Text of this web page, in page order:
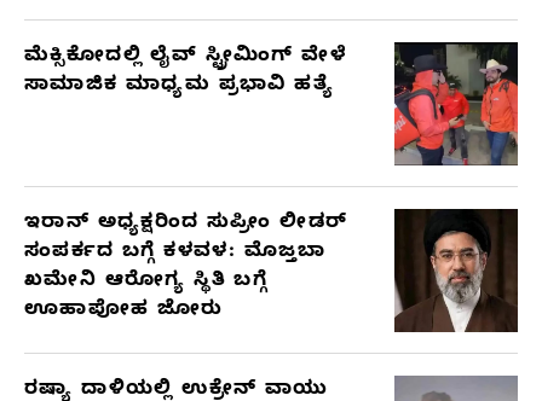
ಮೆಕ್ಸಿಕೋದಲ್ಲಿ ಲೈವ್ ಸ್ಟ್ರೀಮಿಂಗ್ ವೇಳೆ
ಸಾಮಾಜಿಕ ಮಾಧ್ಯಮ ಪ್ರಭಾವಿ ಹತ್ಯೆ
ಇರಾನ್ ಅಧ್ಯಕ್ಷರಿಂದ ಸುಪ್ರೀಂ ಲೀಡರ್
ಸಂಪರ್ಕದ ಬಗ್ಗೆ ಕಳವಳ: ಮೊಜ್ತಬಾ
ಖಮೇನಿ ಆರೋಗ್ಯ ಸ್ಥಿತಿ ಬಗ್ಗೆ
ಊಹಾಪೋಹ ಜೋರು
ರಷ್ಯಾ ದಾಳಿಯಲ್ಲಿ ಉಕ್ರೇನ್ ವಾಯು